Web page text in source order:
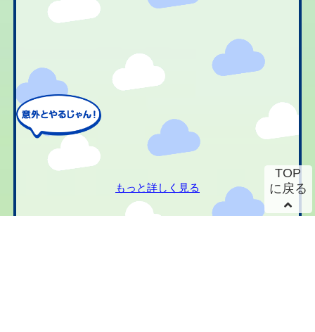
もっと詳しく見る
TOP
に戻る